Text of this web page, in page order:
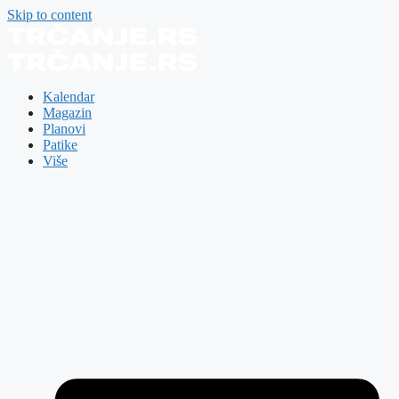
Skip to content
Kalendar
Magazin
Planovi
Patike
Više